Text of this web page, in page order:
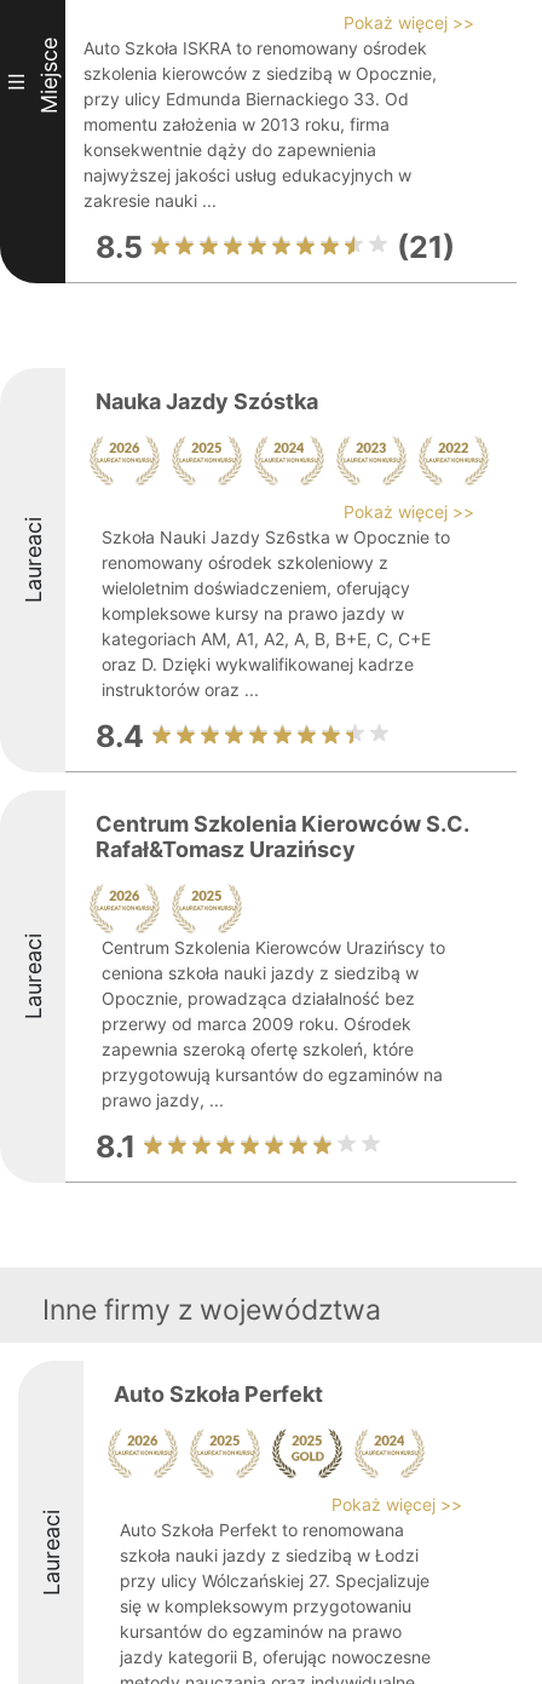
III Miejsce
Pokaż więcej >>
Auto Szkoła ISKRA to renomowany ośrodek
szkolenia kierowców z siedzibą w Opocznie,
przy ulicy Edmunda Biernackiego 33. Od
momentu założenia w 2013 roku, firma
konsekwentnie dąży do zapewnienia
najwyższej jakości usług edukacyjnych w
zakresie nauki ...
8.5 (21)
Laureaci
Nauka Jazdy Szóstka
Pokaż więcej >>
Szkoła Nauki Jazdy Sz6stka w Opocznie to
renomowany ośrodek szkoleniowy z
wieloletnim doświadczeniem, oferujący
kompleksowe kursy na prawo jazdy w
kategoriach AM, A1, A2, A, B, B+E, C, C+E
oraz D. Dzięki wykwalifikowanej kadrze
instruktorów oraz ...
8.4
Laureaci
Centrum Szkolenia Kierowców S.C.
Rafał&Tomasz Urazińscy
Centrum Szkolenia Kierowców Urazińscy to
ceniona szkoła nauki jazdy z siedzibą w
Opocznie, prowadząca działalność bez
przerwy od marca 2009 roku. Ośrodek
zapewnia szeroką ofertę szkoleń, które
przygotowują kursantów do egzaminów na
prawo jazdy, ...
8.1
Inne firmy z województwa
Laureaci
Auto Szkoła Perfekt
Pokaż więcej >>
Auto Szkoła Perfekt to renomowana
szkoła nauki jazdy z siedzibą w Łodzi
przy ulicy Wólczańskiej 27. Specjalizuje
się w kompleksowym przygotowaniu
kursantów do egzaminów na prawo
jazdy kategorii B, oferując nowoczesne